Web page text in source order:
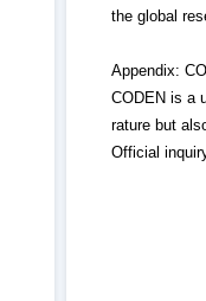
the global
Appendix:
CODEN is a
rature but
Official